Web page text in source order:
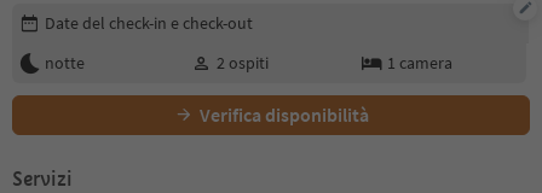
Modifica i dettagli della prenotazione
Date del check-in e check-out
notte
2 ospiti 1 camera
Verifica disponibilità
Servizi